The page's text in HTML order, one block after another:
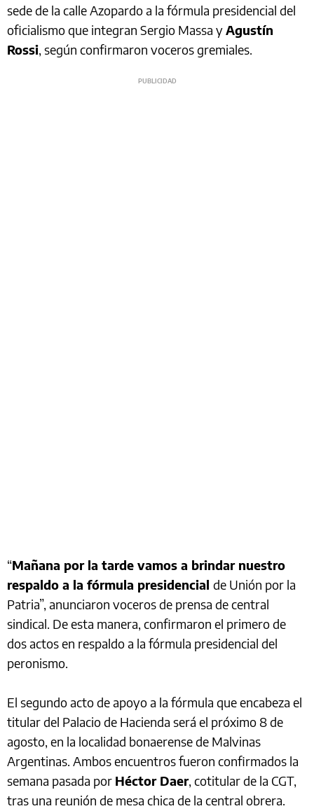
sede de la calle Azopardo a la fórmula presidencial del
oficialismo que integran Sergio Massa yAgustín
Rossi, según confirmaron voceros gremiales.
“Mañana por la tarde vamos a brindar nuestro
respaldo a la fórmula presidencial de Unión por la
Patria”, anunciaron voceros de prensa de central
sindical. De esta manera, confirmaron el primero de
dos actos en respaldo a la fórmula presidencial del
peronismo.
El segundo acto de apoyo a la fórmula que encabeza el
titular del Palacio de Hacienda será el próximo 8 de
agosto, en la localidad bonaerense de Malvinas
Argentinas. Ambos encuentros fueron confirmados la
semana pasada por Héctor Daer, cotitular de la CGT,
tras una reunión de mesa chica de la central obrera.